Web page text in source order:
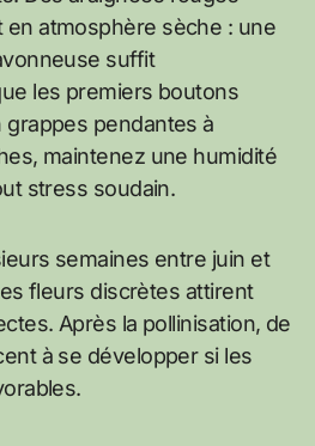
atmosphère sèche : une
suffit
les premiers boutons
pendantes à
maintenez une humidité
stress soudain.
semaines entre juin et
fleurs discrètes attirent
Après la pollinisation, de
à se développer si les